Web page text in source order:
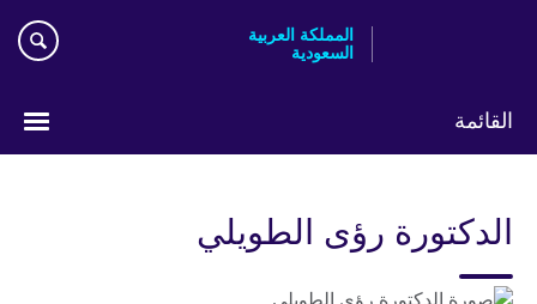
المملكة العربية
السعودية
القائمة
الدكتورة رؤى الطويلي